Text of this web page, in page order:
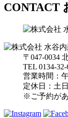
CONTACT
〒047-0034
TEL 0134-
営業時間：
定休日：土
※ご予約が